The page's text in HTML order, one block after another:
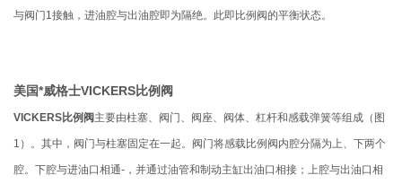
与阀门1接触，进油腔与出油腔即为隔绝。此即比例阀的平衡状态。
美国*威格士VICKERS比例阀
VICKERS比例阀主要由柱塞、阀门、阀座、阀体、杠杆和感载弹簧等组成（图
1）。其中，阀门与柱塞固定在一起。阀门将感载比例阀内腔分隔为上、下两个
腔。下腔与进油口相通-，并通过油管和制动主缸出油口相接；上腔与出油口相